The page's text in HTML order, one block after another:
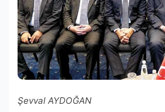
Şevval AYDOĞAN